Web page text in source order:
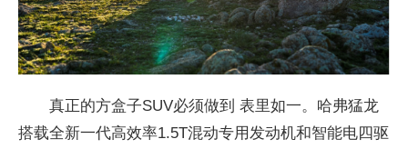
真正的方盒子SUV必须做到 表里如一。哈弗猛龙
搭载全新一代高效率1.5T混动专用发动机和智能电四驱